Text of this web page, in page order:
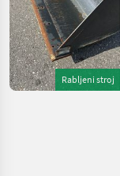
Rabljeni stroj